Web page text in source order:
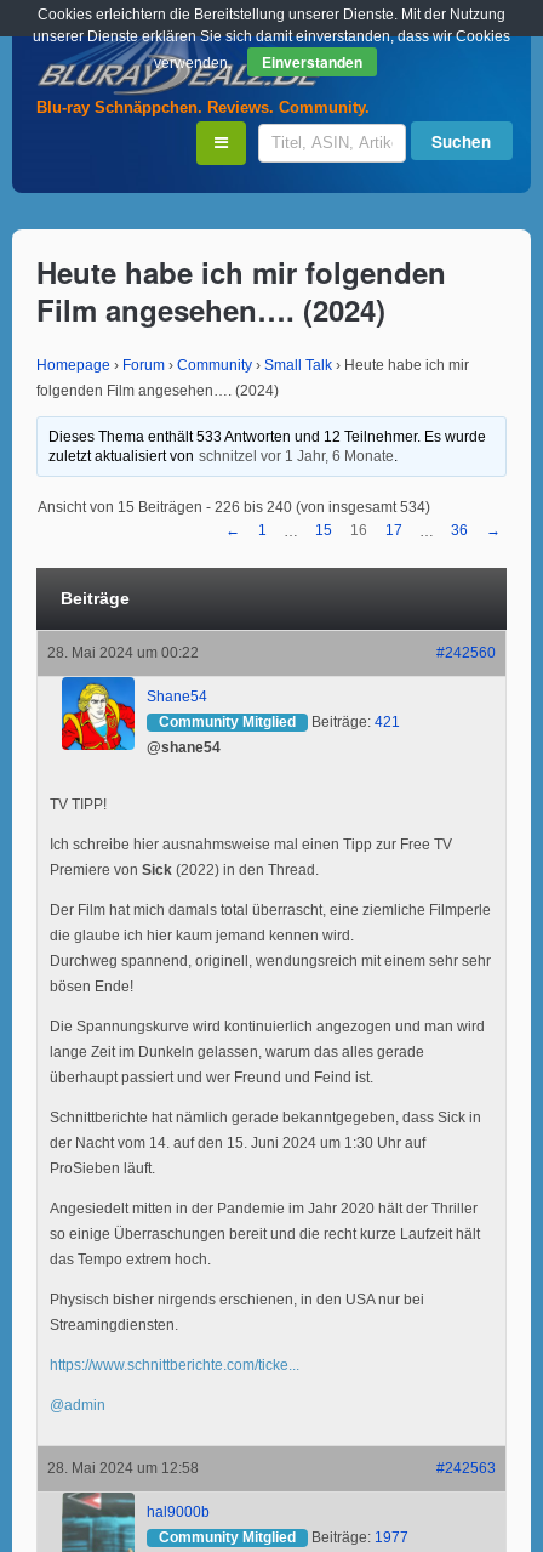
Blu-ray Schnäppchen. Reviews. Community.
Heute habe ich mir folgenden
Film angesehen…. (2024)
Homepage › Forum › Community › Small Talk › Heute habe ich mir
folgenden Film angesehen…. (2024)
Dieses Thema enthält 533 Antworten und 12 Teilnehmer. Es wurde
zuletzt aktualisiert von schnitzel vor 1 Jahr, 6 Monate
Ansicht von 15 Beiträgen - 226 bis 240 (von insgesamt 534)
←
1 15 16 17 36 →
Beiträge
28. Mai 2024 um 00:22 #242560
Shane54
Community Mitglied
Beiträge: 421
@shane54
TV TIPP!
Ich schreibe hier ausnahmsweise mal einen Tipp zur Free TV
Premiere von Sick (2022) in den Thread.
Der Film hat mich damals total überrascht, eine ziemliche Filmperle
die glaube ich hier kaum jemand kennen wird.
Durchweg spannend, originell, wendungsreich mit einem sehr sehr
bösen Ende!
Die Spannungskurve wird kontinuierlich angezogen und man wird
lange Zeit im Dunkeln gelassen, warum das alles gerade
überhaupt passiert und wer Freund und Feind ist.
Schnittberichte hat nämlich gerade bekanntgegeben, dass Sick in
der Nacht vom 14. auf den 15. Juni 2024 um 1:30 Uhr auf
ProSieben läuft.
Angesiedelt mitten in der Pandemie im Jahr 2020 hält der Thriller
so einige Überraschungen bereit und die recht kurze Laufzeit hält
das Tempo extrem hoch.
Physisch bisher nirgends erschienen, in den USA nur bei
Streamingdiensten.
https://www.schnittberichte.com/ticke...
@admin
28. Mai 2024 um 12:58 #242563
hal9000b
Community Mitglied
Beiträge: 1977
Cookies erleichtern die Bereitstellung unserer Dienste. Mit der Nutzung
unserer Dienste erklären Sie sich damit einverstanden, dass wir Cookies
verwenden.
Einverstanden